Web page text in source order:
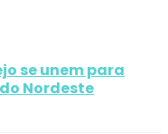
se unem para
Nordeste